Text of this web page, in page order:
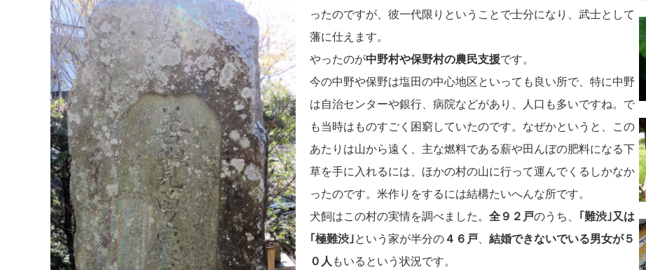
ったのですが、彼一代限りということで士分になり、武士として
藩に仕えます。
やったのが中野村や保野村の農民支援です。
今の中野や保野は塩田の中心地区といっても良い所で、特に中野
は自治センターや銀行、病院などがあり、人口も多いですね。で
も当時はものすごく困窮していたのです。なぜかというと、この
あたりは山から遠く、主な燃料である薪や田んぼの肥料になる下
草を手に入れるには、ほかの村の山に行って運んでくるしかなか
ったのです。米作りをするには結構たいへんな所です。
犬飼はこの村の実情を調べました。 全９２戸のうち、
｢難渋｣又は
｢極難渋｣という家が半分の４６戸
結婚できないでいる男女が５
０人 もいるという状況です。